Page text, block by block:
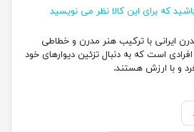
که برای این کالا نظر می نویسید
ایرانی با ترکیب هنر مدرن و خطاطی
افرادی است که به دنبال تزئین دیوارهای خود
و با ارزش هستند.